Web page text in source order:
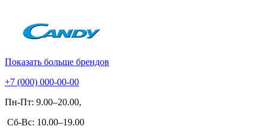
Показать больше брендов
+7 (000) 000-00-00
Пн-Пт: 9.00–20.00,
Сб-Вс: 10.00–19.00